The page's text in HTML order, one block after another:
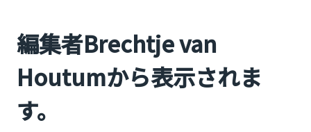
編集者Brechtje van
Houtumから表示されま
す。